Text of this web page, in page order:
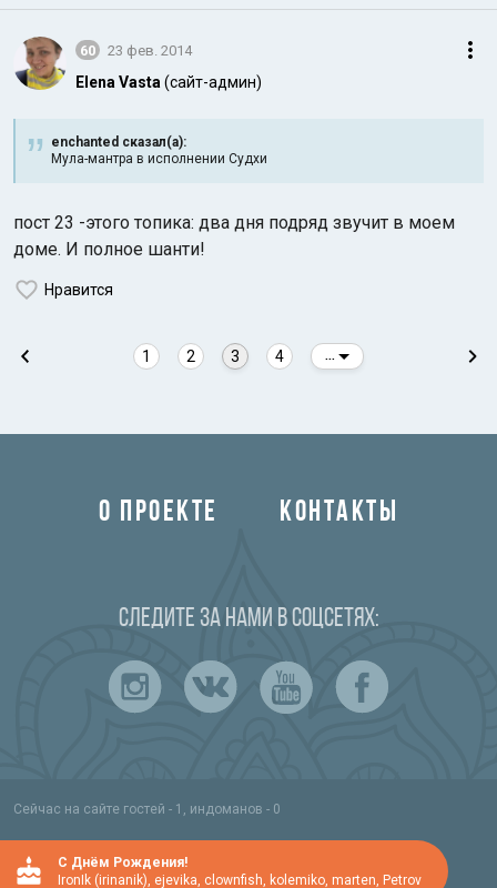
60 23 фев. 2014
Elena Vasta (сайт-админ)
enchanted сказал(а):
Мула-мантра в исполнении Судхи
пост 23 -этого топика: два дня подряд звучит в моем
доме. И полное шанти!
Нравится
1 2 3 4
О ПРОЕКТЕ КОНТАКТЫ
Следите за нами в соцсетях:
Сейчас на сайте гостей - 1, индоманов - 0
C Днём Рождения!
IronIk (irinanik), ejevika, clownfish, kolemiko, marten, Petrov